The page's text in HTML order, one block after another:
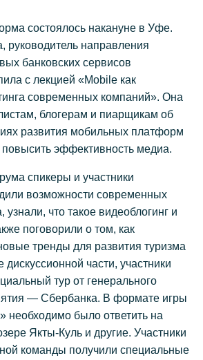
состоялось накануне в Уфе.
руководитель направления
банковских сервисов
с лекцией «Mobile как
современных компаний». Она
блогерам и пиарщикам об
развития мобильных платформ
эффективность медиа.
спикеры и участники
возможности современных
что такое видеоблогинг и
поговорили о том, как
тренды для развития туризма
части, участники
тур от генерального
— Сбербанка. В формате игры
необходимо было ответить на
Якты-Куль и другие. Участники
команды получили специальные